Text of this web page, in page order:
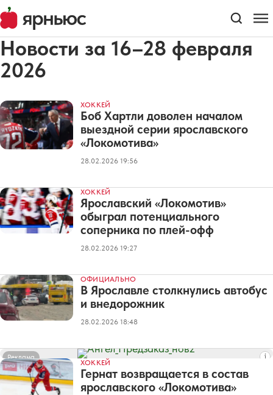
Новости за 16–28 февраля
2026
ХОККЕЙ
Боб Хартли доволен началом
выездной серии ярославского
«Локомотива»
28.02.2026 19:56
ХОККЕЙ
Ярославский «Локомотив»
обыграл потенциального
соперника по плей-офф
28.02.2026 19:27
ОФИЦИАЛЬНО
В Ярославле столкнулись автобус
и внедорожник
28.02.2026 18:48
Реклама
ХОККЕЙ
Гернат возвращается в состав
ярославского «Локомотива»